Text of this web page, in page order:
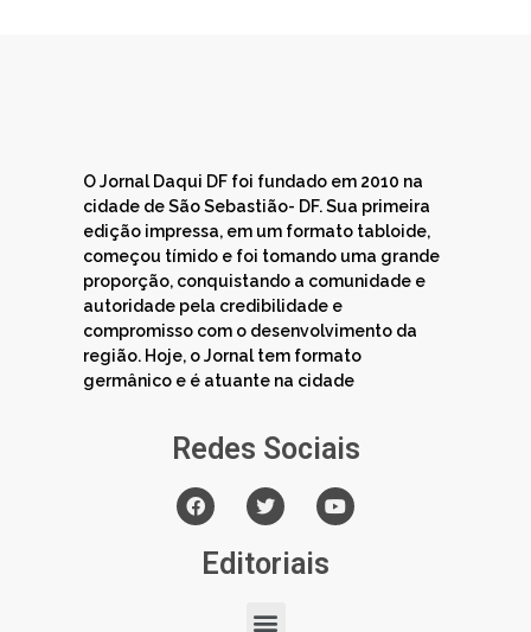
O Jornal Daqui DF foi fundado em 2010 na
cidade de São Sebastião- DF. Sua primeira
edição impressa, em um formato tabloide,
começou tímido e foi tomando uma grande
proporção, conquistando a comunidade e
autoridade pela credibilidade e
compromisso com o desenvolvimento da
região. Hoje, o Jornal tem formato
germânico e é atuante na cidade
Redes Sociais
Editoriais